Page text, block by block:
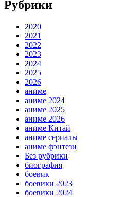
Рубрики
2020
2021
2022
2023
2024
2025
2026
аниме
аниме 2024
аниме 2025
аниме 2026
аниме Китай
аниме сериалы
аниме фэнтези
Без рубрики
биография
боевик
боевики 2023
боевики 2024